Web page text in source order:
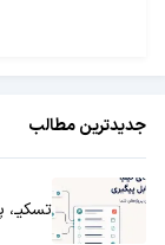
جدیدترین مطالب
تسکیـ،